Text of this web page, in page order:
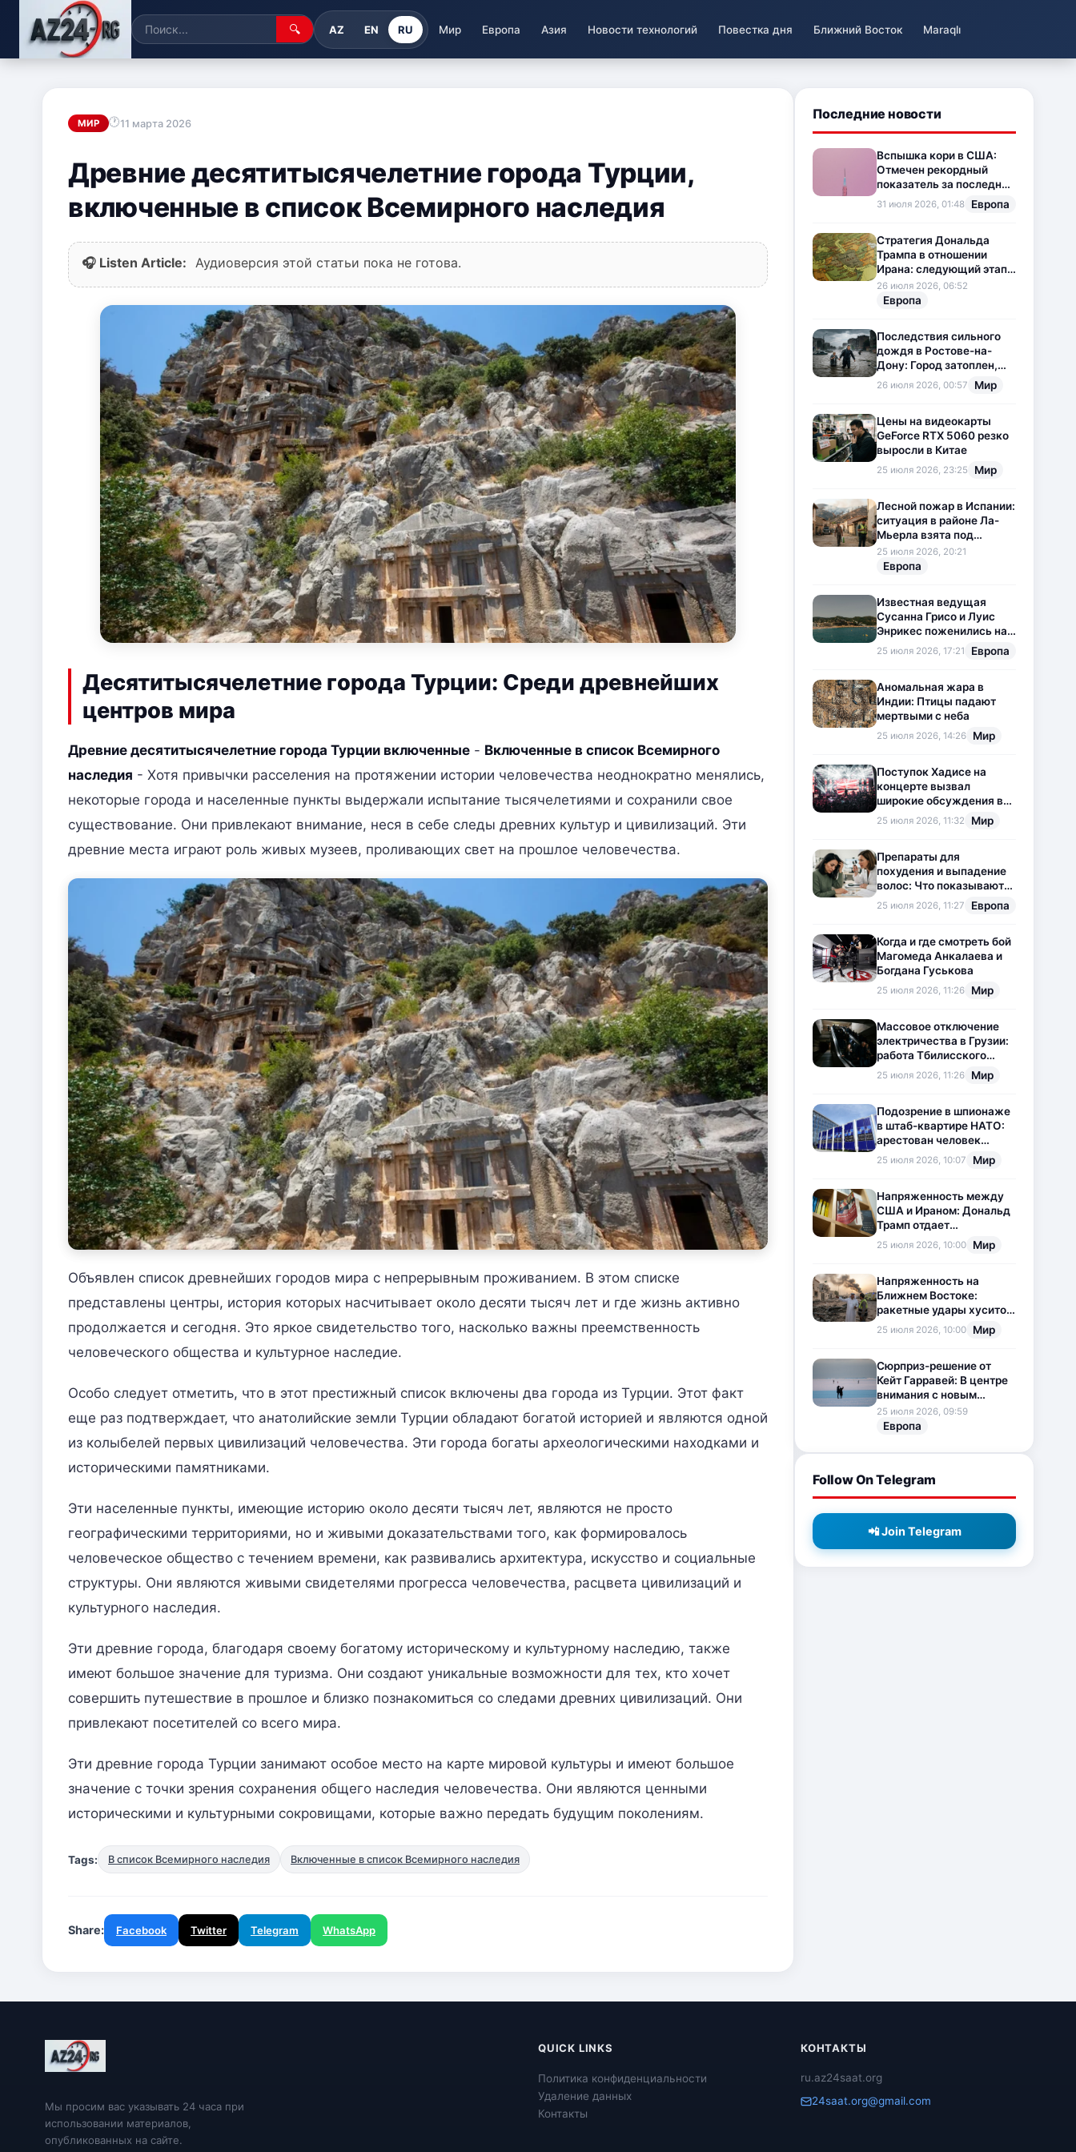
🔍 AZ EN RU Мир Европа Азия Новости технологий Повестка дня Ближний Восток Maraqlı
МИР 11 марта 2026
Древние десятитысячелетние города Турции,
включенные в список Всемирного наследия
🎧 Listen Article: Аудиоверсия этой статьи пока не готова.
Десятитысячелетние города Турции: Среди древнейших
центров мира
Древние десятитысячелетние города Турции включенные - Включенные в список Всемирного
наследия - Хотя привычки расселения на протяжении истории человечества неоднократно менялись,
некоторые города и населенные пункты выдержали испытание тысячелетиями и сохранили свое
существование. Они привлекают внимание, неся в себе следы древних культур и цивилизаций. Эти
древние места играют роль живых музеев, проливающих свет на прошлое человечества.
Объявлен список древнейших городов мира с непрерывным проживанием. В этом списке
представлены центры, история которых насчитывает около десяти тысяч лет и где жизнь активно
продолжается и сегодня. Это яркое свидетельство того, насколько важны преемственность
человеческого общества и культурное наследие.
Особо следует отметить, что в этот престижный список включены два города из Турции. Этот факт
еще раз подтверждает, что анатолийские земли Турции обладают богатой историей и являются одной
из колыбелей первых цивилизаций человечества. Эти города богаты археологическими находками и
историческими памятниками.
Эти населенные пункты, имеющие историю около десяти тысяч лет, являются не просто
географическими территориями, но и живыми доказательствами того, как формировалось
человеческое общество с течением времени, как развивались архитектура, искусство и социальные
структуры. Они являются живыми свидетелями прогресса человечества, расцвета цивилизаций и
культурного наследия.
Эти древние города, благодаря своему богатому историческому и культурному наследию, также
имеют большое значение для туризма. Они создают уникальные возможности для тех, кто хочет
совершить путешествие в прошлое и близко познакомиться со следами древних цивилизаций. Они
привлекают посетителей со всего мира.
Эти древние города Турции занимают особое место на карте мировой культуры и имеют большое
значение с точки зрения сохранения общего наследия человечества. Они являются ценными
историческими и культурными сокровищами, которые важно передать будущим поколениям.
Tags: В список Всемирного наследия Включенные в список Всемирного наследия
Share: Facebook Twitter Telegram WhatsApp
Последние новости
Вспышка кори в США:
Отмечен рекордный
показатель за последние
35 лет
31 июля 2026, 01:48 Европа
Стратегия Дональда
Трампа в отношении
Ирана: следующий этап
напряженности на
Ближнем Востоке
26 июля 2026, 06:52
Европа
Последствия сильного
дождя в Ростове-на-
Дону: Город затоплен,
свет отключен
26 июля 2026, 00:57 Мир
Цены на видеокарты
GeForce RTX 5060 резко
выросли в Китае
25 июля 2026, 23:25 Мир
Лесной пожар в Испании:
ситуация в районе Ла-
Мьерла взята под
контроль
25 июля 2026, 20:21
Европа
Известная ведущая
Сусанна Грисо и Луис
Энрикес поженились на
Коста-Браве
25 июля 2026, 17:21 Европа
Аномальная жара в
Индии: Птицы падают
мертвыми с неба
25 июля 2026, 14:26 Мир
Поступок Хадисе на
концерте вызвал
широкие обсуждения в
социальных сетях
25 июля 2026, 11:32 Мир
Препараты для
похудения и выпадение
волос: Что показывают
новые исследования?
25 июля 2026, 11:27 Европа
Когда и где смотреть бой
Магомеда Анкалаева и
Богдана Гуськова
25 июля 2026, 11:26 Мир
Массовое отключение
электричества в Грузии:
работа Тбилисского
метрополитена
приостановлена
25 июля 2026, 11:26 Мир
Подозрение в шпионаже
в штаб-квартире НАТО:
арестован человек
китайского
происхождения
25 июля 2026, 10:07 Мир
Напряженность между
США и Ираном: Дональд
Трамп отдает
предпочтение
дипломатии
25 июля 2026, 10:00 Мир
Напряженность на
Ближнем Востоке:
ракетные удары хуситов
по Саудовской Аравии
загоняют ситуацию в
25 июля 2026, 10:00 Мир
Сюрприз-решение от
Кейт Гарравей: В центре
внимания с новым
любовным
приключением
25 июля 2026, 09:59
Европа
Follow On Telegram
📲 Join Telegram
Мы просим вас указывать 24 часа при
использовании материалов,
опубликованных на сайте.
QUICK LINKS
Политика конфиденциальности
Удаление данных
Контакты
КОНТАКТЫ
ru.az24saat.org
24saat.org@gmail.com